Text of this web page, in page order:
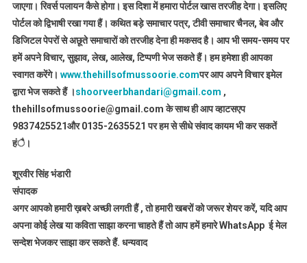
जाएगा। रिवर्स पलायन कैसे होगा। इस दिशा में हमारा पोर्टल खास तरजीह देगा। इसलिए
पोर्टल को द्विभाषी रखा गया हैं। कथित बड़े समाचार पत्र, टीवी समाचार चैनल, बेव और
डिजिटल पेपरों से अछूते समाचारों को तरजीह देना ही मकसद है। आप भी समय-समय पर
हमें अपने विचार, सुझाव, लेख, आलेख, टिप्पणी भेज सकते हैं। हम हमेशा ही आपका
स्वागत करेंगे। www.thehillsofmussoorie.comपर आप अपने विचार इमेल
द्वारा भेज सकते हैं ।shoorveerbhandari@gmail.com ,
thehillsofmussoorie@gmail.com के साथ ही आप व्हाटसएप
9837425521और 0135-2635521 पर हम से सीधे संवाद कायम भी कर सकतें
हंै।
शूरवीर सिंह भंडारी
संपादक
अगर आपको हमारी ख़बरे अच्छी लगती हैं , तो हमारी खबरों को जरूर शेयर करें, यदि आप
अपना कोई लेख या कविता साझा करना चाहते हैं तो आप हमें हमारे WhatsApp ई मेल
सन्देश भेजकर साझा कर सकते हैं. धन्यवाद